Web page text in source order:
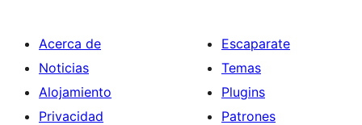
Acerca de
Noticias
Alojamiento
Privacidad
Escaparate
Temas
Plugins
Patrones